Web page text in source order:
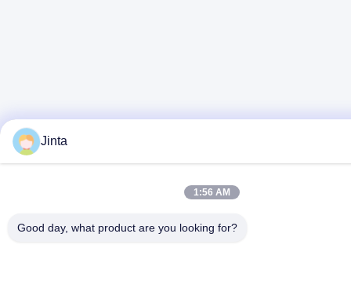
Jinta
1:56 AM
Good day, what product are you looking for?